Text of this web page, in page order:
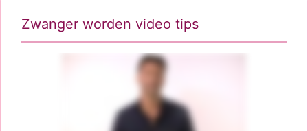
Zwanger worden video tips